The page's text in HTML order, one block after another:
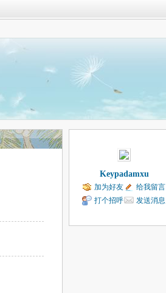
Keypadamxu
加为好友
给我留言
打个招呼
发送消息